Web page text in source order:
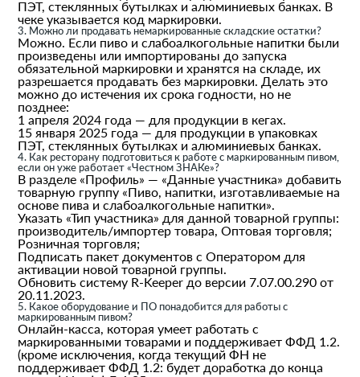
ПЭТ, стеклянных бутылках и алюминиевых банках. В
чеке указывается код маркировки.
3. Можно ли продавать немаркированные складские остатки?
Можно. Если пиво и слабоалкогольные напитки были
произведены или импортированы до запуска
обязательной маркировки и хранятся на складе, их
разрешается продавать без маркировки. Делать это
можно до истечения их срока годности, но не
позднее:
1 апреля 2024 года — для продукции в кегах.
15 января 2025 года — для продукции в упаковках
ПЭТ, стеклянных бутылках и алюминиевых банках.
4. Как ресторану подготовиться к работе с маркированным пивом,
если он уже работает «Честном ЗНАКе»?
В разделе «Профиль» — «Данные участника» добавить
товарную группу «Пиво, напитки, изготавливаемые на
основе пива и слабоалкогольные напитки».
Указать «Тип участника» для данной товарной группы:
производитель/импортер товара, Оптовая торговля;
Розничная торговля;
Подписать пакет документов с Оператором для
активации новой товарной группы.
Обновить систему R-Keeper до версии 7.07.00.290 от
20.11.2023.
5. Какое оборудование и ПО понадобится для работы с
маркированным пивом?
Онлайн-касса, которая умеет работать с
маркированными товарами и поддерживает ФФД 1.2.
(кроме исключения, когда текущий ФН не
поддерживает ФФД 1.2: будет доработка до конца